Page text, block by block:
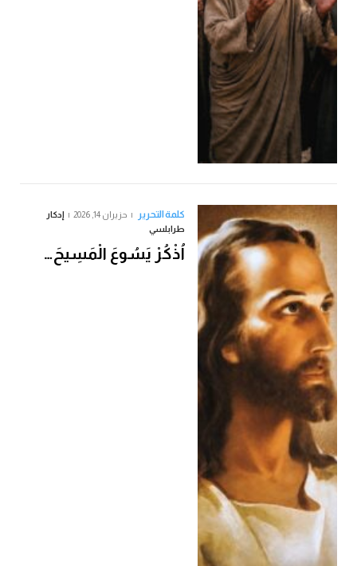
كلمة التحرير حزيران 14, 2026
إدكار
طرابلسي
اُذْكُرْ يَسُوعَ الْمَسِيحَ…